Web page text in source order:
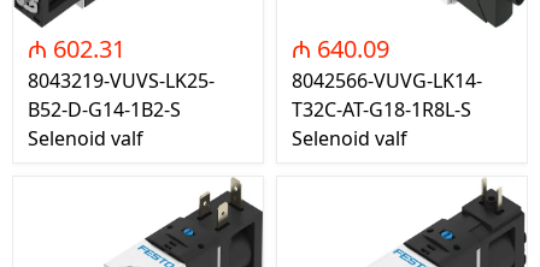
₼ 602.31
8043219-VUVS-LK25-
B52-D-G14-1B2-S
Selenoid valf
₼ 640.09
8042566-VUVG-LK14-
T32C-AT-G18-1R8L-S
Selenoid valf